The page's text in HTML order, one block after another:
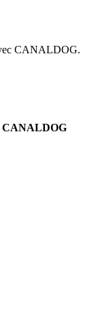
CANALDOG.
CANALDOG